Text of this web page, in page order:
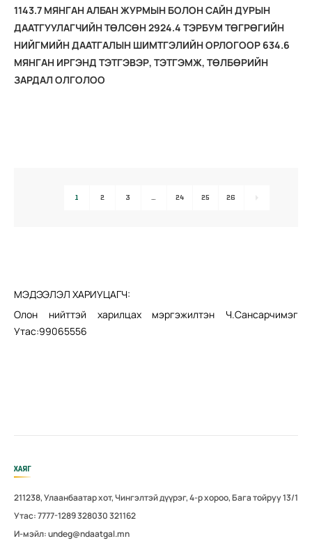
1143.7 МЯНГАН АЛБАН ЖУРМЫН БОЛОН САЙН ДУРЫН
ДААТГУУЛАГЧИЙН ТӨЛСӨН 2924.4 ТЭРБУМ ТӨГРӨГИЙН
НИЙГМИЙН ДААТГАЛЫН ШИМТГЭЛИЙН ОРЛОГООР 634.6
МЯНГАН ИРГЭНД ТЭТГЭВЭР, ТЭТГЭМЖ, ТӨЛБӨРИЙН
ЗАРДАЛ ОЛГОЛОО
1 2 3 … 24 25 26
МЭДЭЭЛЭЛ ХАРИУЦАГЧ:
Олон нийттэй харилцах мэргэжилтэн Ч.Сансарчимэг
Утас:99065556
ХАЯГ
211238, Улаанбаатар хот, Чингэлтэй дүүрэг, 4-р хороо, Бага тойруу 13/1
Утас: 7777-1289 328030 321162
И-мэйл: undeg@ndaatgal.mn